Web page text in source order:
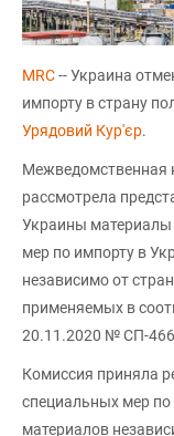
MRC-- Украина
импорту в страну
Урядовий Кур'єр.
Межведомственная
рассмотрела
Украины материалы
мер по импорту в
независимо от
применяемых в
20.11.2020 № СП-
Комиссия приняла
специальных мер
материалов